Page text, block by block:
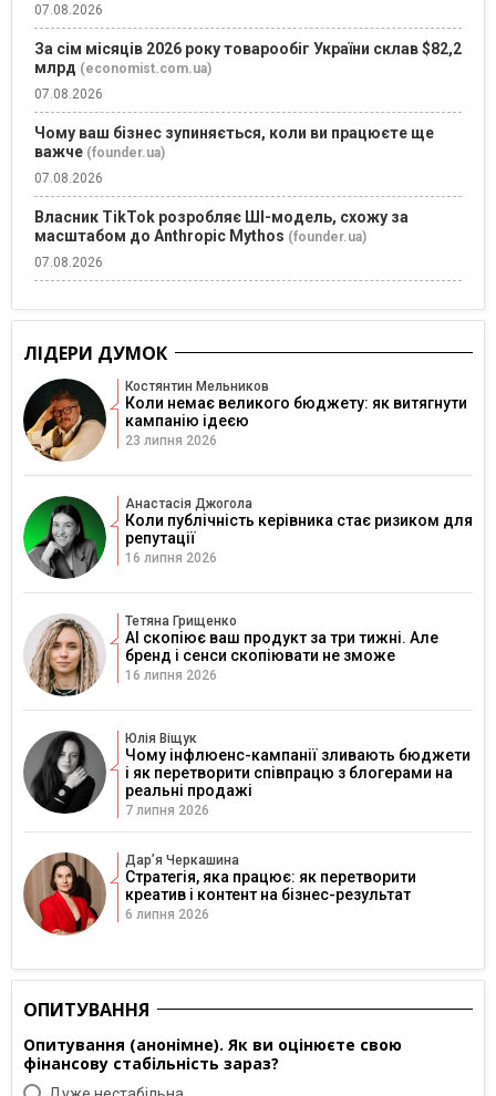
07.08.2026
За сім місяців 2026 року товарообіг України склав $82,2
млрд (economist.com.ua)
07.08.2026
Чому ваш бізнес зупиняється, коли ви працюєте ще
важче (founder.ua)
07.08.2026
Власник TikTok розробляє ШІ-модель, схожу за
масштабом до Anthropic Mythos (founder.ua)
07.08.2026
ЛІДЕРИ ДУМОК
Костянтин Мельников
Коли немає великого бюджету: як витягнути
кампанію ідеєю
23 липня 2026
Анастасія Джогола
Коли публічність керівника стає ризиком для
репутації
16 липня 2026
Тетяна Грищенко
AI скопіює ваш продукт за три тижні. Але
бренд і сенси скопіювати не зможе
16 липня 2026
Юлія Віщук
Чому інфлюенс-кампанії зливають бюджети
і як перетворити співпрацю з блогерами на
реальні продажі
7 липня 2026
Дарʼя Черкашина
Стратегія, яка працює: як перетворити
креатив і контент на бізнес-результат
6 липня 2026
ОПИТУВАННЯ
Опитування (анонімне). Як ви оцінюєте свою
фінансову стабільність зараз?